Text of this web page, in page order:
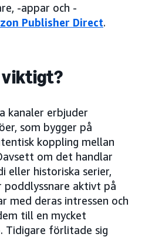
-appar och -
Publisher Direct.
kanaler erbjuder
som bygger på
koppling mellan
om det handlar
eller historiska serier,
poddlyssnare aktivt på
med deras intressen och
till en mycket
Tidigare förlitade sig